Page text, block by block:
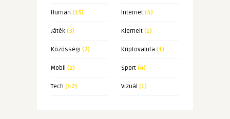
Humán (15) Internet(4)
Játék(3) Kiemelt(1)
Közösségi (2) Kriptovaluta (1)
Mobil (2) Sport(4)
Tech (42) Vizuál (1)